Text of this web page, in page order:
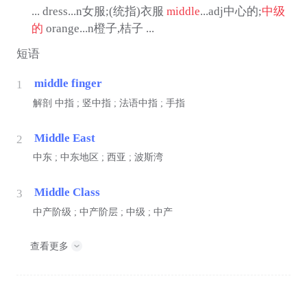
... dress...n女服;(统指)衣服 middle...adj中心的;中级
的 orange...n橙子,桔子 ...
短语
1 middle finger
解剖 中指 ; 竖中指 ; 法语中指 ; 手指
2 Middle East
中东 ; 中东地区 ; 西亚 ; 波斯湾
3 Middle Class
中产阶级 ; 中产阶层 ; 中级 ; 中产
查看更多